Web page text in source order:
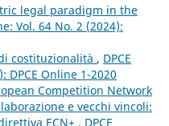
legal paradigm in the
Vol. 64 No. 2 (2024):
costituzionalità , DPCE
DPCE Online 1-2020
Competition Network
e vecchi vincoli:
ECN+ , DPCE